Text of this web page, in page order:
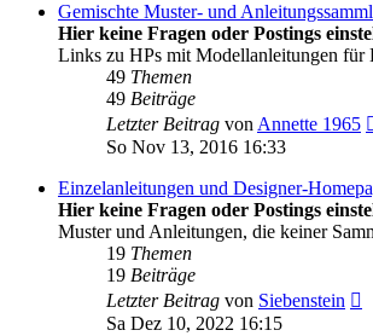
Gemischte Muster- und
Hier keine Fragen oder Postings
Links zu HPs mit Modellanleitungen für
49 Themen
49 Beiträge
Letzter Beitrag vonAnnette 1965
So Nov 13, 2016 16:33
Einzelanleitungen und Designer-
Hier keine Fragen oder Postings
Muster und Anleitungen, die keiner
19 Themen
19 Beiträge
Letzter Beitrag von Siebenstein
Sa Dez 10, 2022 16:15